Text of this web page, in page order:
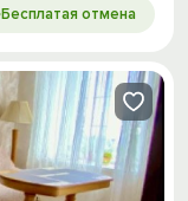
Бесплатая отмена